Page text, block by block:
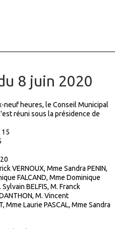
8 juin 2020
neuf heures, le Conseil Municipal
réuni sous la présidence de
15
VERNOUX, Mme Sandra PENIN,
FALCAND, Mme Dominique
BELFIS, M. Franck
M. Vincent
Mme Laurie PASCAL, Mme Sandra